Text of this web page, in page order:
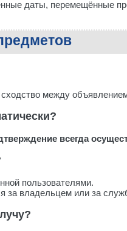
даты, перемещённые
между
всегда
пользователями.
за владельцем или за